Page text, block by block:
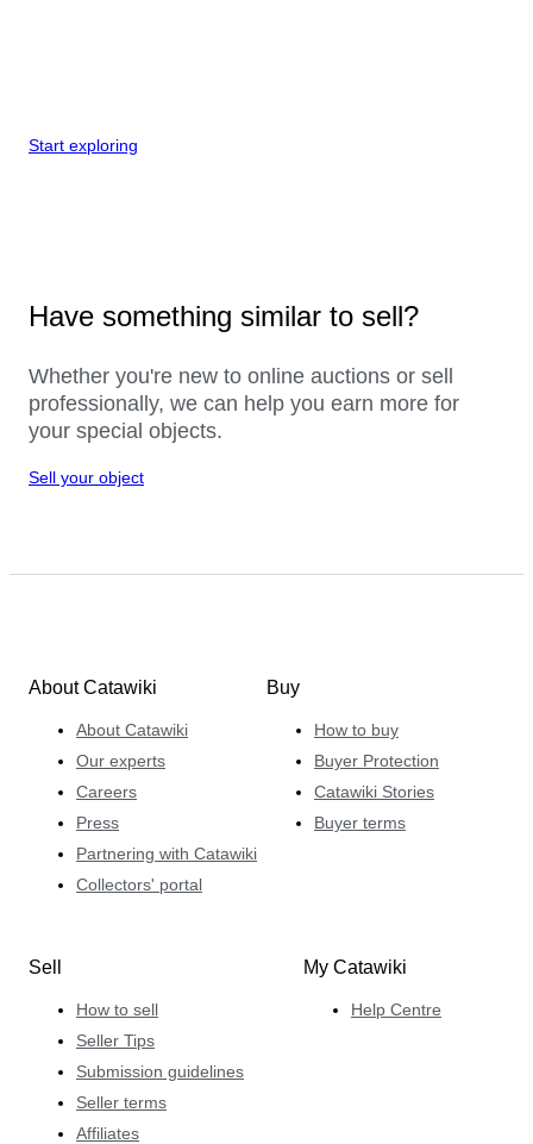
Start exploring
Have something similar to sell?
Whether you're new to online auctions or sell
professionally, we can help you earn more for
your special objects.
Sell your object
About Catawiki
About Catawiki
Our experts
Careers
Press
Partnering with Catawiki
Collectors' portal
Buy
How to buy
Buyer Protection
Catawiki Stories
Buyer terms
Sell
How to sell
Seller Tips
Submission guidelines
Seller terms
Affiliates
My Catawiki
Help Centre